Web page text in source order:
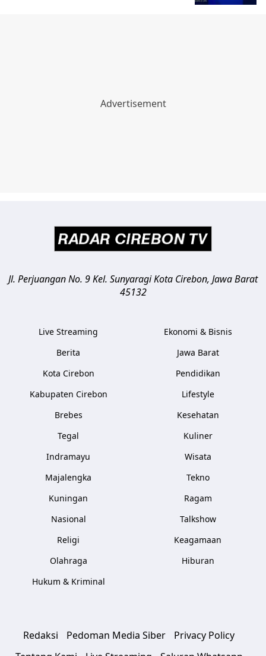
Jl. Perjuangan No. 9 Kel. SunyaragiKota Cirebon, Jawa Barat
45132
Live Streaming
Berita
Kota Cirebon
Kabupaten Cirebon
Brebes
Tegal
Indramayu
Majalengka
Kuningan
Nasional
Religi
Olahraga
Hukum & Kriminal
Ekonomi & Bisnis
Jawa Barat
Pendidikan
Lifestyle
Kesehatan
Kuliner
Wisata
Tekno
Ragam
Talkshow
Keagamaan
Hiburan
Redaksi Pedoman Media Siber
Privacy Policy